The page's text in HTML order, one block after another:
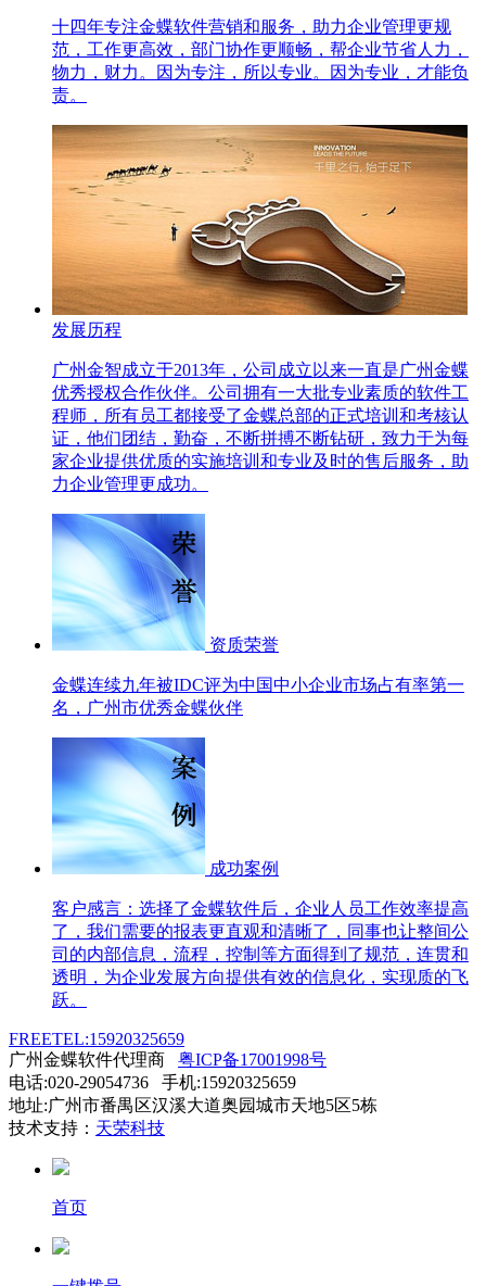
十四年专注金蝶软件营销和服务，助力企业管理更规
范，工作更高效，部门协作更顺畅，帮企业节省人力，
物力，财力。因为专注，所以专业。因为专业，才能负
责。
发展历程
广州金智成立于2013年，公司成立以来一直是广州金蝶
优秀授权合作伙伴。公司拥有一大批专业素质的软件工
程师，所有员工都接受了金蝶总部的正式培训和考核认
证，他们团结，勤奋，不断拼搏不断钻研，致力于为每
家企业提供优质的实施培训和专业及时的售后服务，助
力企业管理更成功。
资质荣誉
金蝶连续九年被IDC评为中国中小企业市场占有率第一
名，广州市优秀金蝶伙伴
成功案例
客户感言：选择了金蝶软件后，企业人员工作效率提高
了，我们需要的报表更直观和清晰了，同事也让整间公
司的内部信息，流程，控制等方面得到了规范，连贯和
透明，为企业发展方向提供有效的信息化，实现质的飞
跃。
FREETEL:15920325659
广州金蝶软件代理商 粤ICP备17001998号
电话:020-29054736 手机:15920325659
地址:广州市番禺区汉溪大道奥园城市天地5区5栋
技术支持： 天荣科技
首页